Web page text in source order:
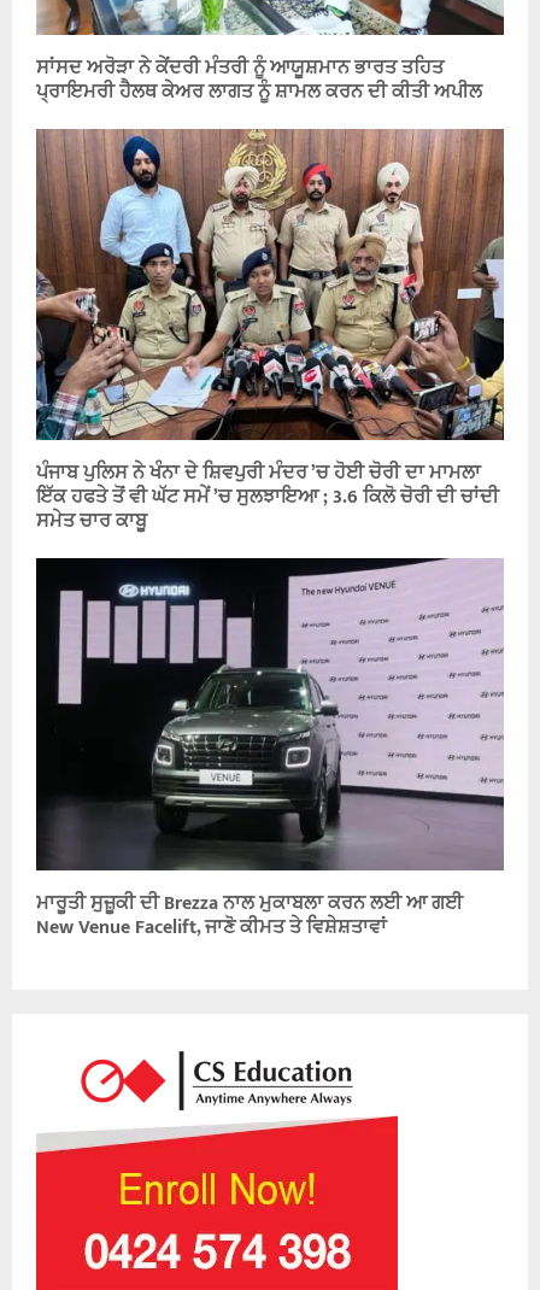
ਸਾਂਸਦ ਅਰੋੜਾ ਨੇ ਕੇਂਦਰੀ ਮੰਤਰੀ ਨੂੰ ਆਯੂਸ਼ਮਾਨ ਭਾਰਤ ਤਹਿਤ
ਪ੍ਰਾਇਮਰੀ ਹੈਲਥ ਕੇਅਰ ਲਾਗਤ ਨੂੰ ਸ਼ਾਮਲ ਕਰਨ ਦੀ ਕੀਤੀ ਅਪੀਲ
ਪੰਜਾਬ ਪੁਲਿਸ ਨੇ ਖੰਨਾ ਦੇ ਸ਼ਿਵਪੁਰੀ ਮੰਦਰ ’ਚ ਹੋਈ ਚੋਰੀ ਦਾ ਮਾਮਲਾ
ਇੱਕ ਹਫਤੇ ਤੋਂ ਵੀ ਘੱਟ ਸਮੇਂ ’ਚ ਸੁਲਝਾਇਆ ; 3.6 ਕਿਲੋ ਚੋਰੀ ਦੀ ਚਾਂਦੀ
ਸਮੇਤ ਚਾਰ ਕਾਬੂ
ਮਾਰੂਤੀ ਸੁਜ਼ੂਕੀ ਦੀ Brezza ਨਾਲ ਮੁਕਾਬਲਾ ਕਰਨ ਲਈ ਆ ਗਈ
New Venue Facelift, ਜਾਣੋ ਕੀਮਤ ਤੇ ਵਿਸ਼ੇਸ਼ਤਾਵਾਂ